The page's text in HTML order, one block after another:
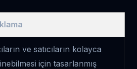
ve satıcıların kolayca
için tasarlanmış